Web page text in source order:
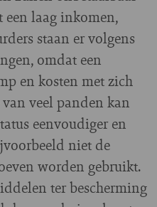
laag inkomen,
staan er volgens
omdat een
en kosten met zich
veel panden kan
eenvoudiger en
niet de
worden gebruikt.
ter bescherming